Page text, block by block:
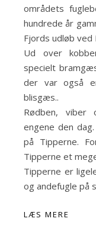
områdets
hundrede år
Fjords udløb ved
Ud over
specielt
der var også
blisgæs..
Rødben, viber
engene den
på Tipperne.
Tipperne et
Tipperne er
og andefugle på
LÆS MERE